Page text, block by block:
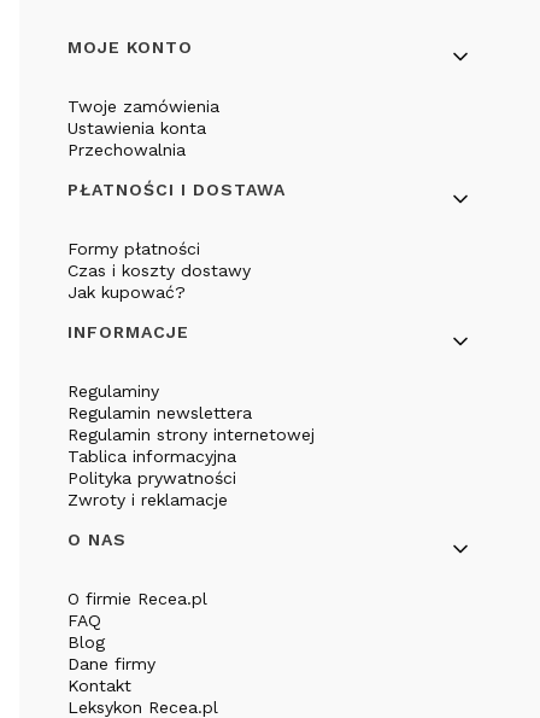
Linki w stopce
MOJE KONTO
Twoje zamówienia
Ustawienia konta
Przechowalnia
PŁATNOŚCI I DOSTAWA
Formy płatności
Czas i koszty dostawy
Jak kupować?
INFORMACJE
Regulaminy
Regulamin newslettera
Regulamin strony internetowej
Tablica informacyjna
Polityka prywatności
Zwroty i reklamacje
O NAS
O firmie Recea.pl
FAQ
Blog
Dane firmy
Kontakt
Leksykon Recea.pl